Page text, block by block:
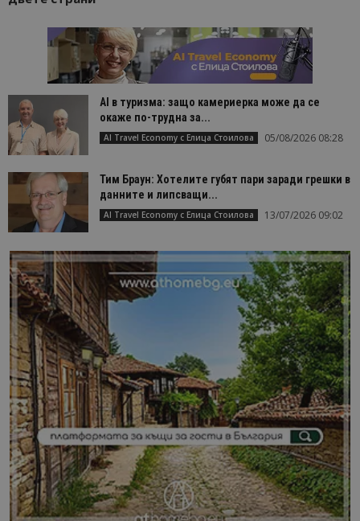
AI в туризма: защо камериерка може да се
окаже по-трудна за...
AI Travel Economy с Елица Стоилова 05/08/2026 08:28
Тим Браун: Хотелите губят пари заради грешки в
данните и липсващи...
AI Travel Economy с Елица Стоилова 13/07/2026 09:02